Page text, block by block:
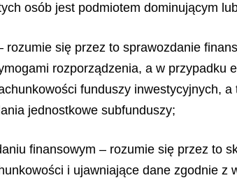
osób jest podmiotem dominującym
rozumie się przez to sprawozdanie
rozporządzenia, a w
funduszy inwestycyjnych,
jednostkowe subfunduszy;
finansowym – rozumie się przez to
i ujawniające dane zgodnie z